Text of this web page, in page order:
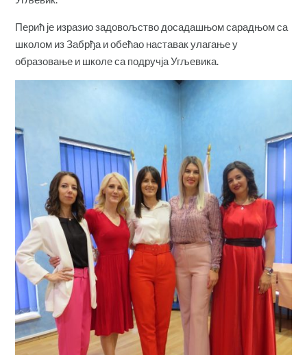
Перић је изразио задовољство досадашњом сарадњом са
школом из Забрђа и обећао наставак улагање у
образовање и школе са подручја Угљевика.